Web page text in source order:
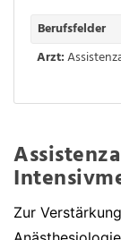
Berufsfelder
Arzt:
Zur